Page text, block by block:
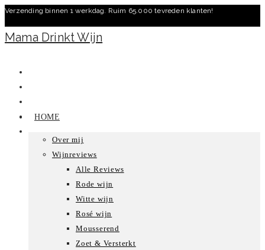
Ga
naar
inhoud
Verzending binnen 1 werkdag. Ruim 65.000 tevreden klanten!
Mama Drinkt Wijn
HOME
Over mij
Wijnreviews
Alle Reviews
Rode wijn
Witte wijn
Rosé wijn
Mousserend
Zoet & Versterkt